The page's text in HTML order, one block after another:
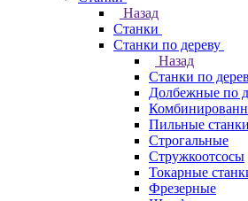
Назад
Станки
Станки по дереву
Назад
Станки по
Долбежные по
Пильные станки
Строгальные
Стружкоотсосы
Токарные
Фрезерные